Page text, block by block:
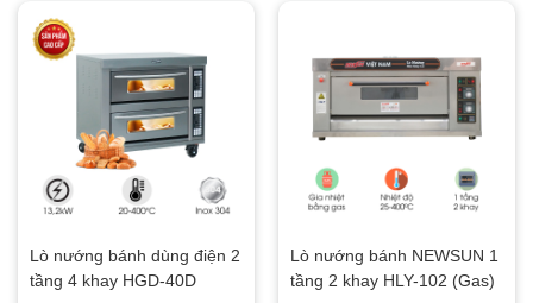
Lò nướng bánh dùng điện 2
tầng 4 khay HGD-40D
Lò nướng bánh NEWSUN 1
tầng 2 khay HLY-102 (Gas)